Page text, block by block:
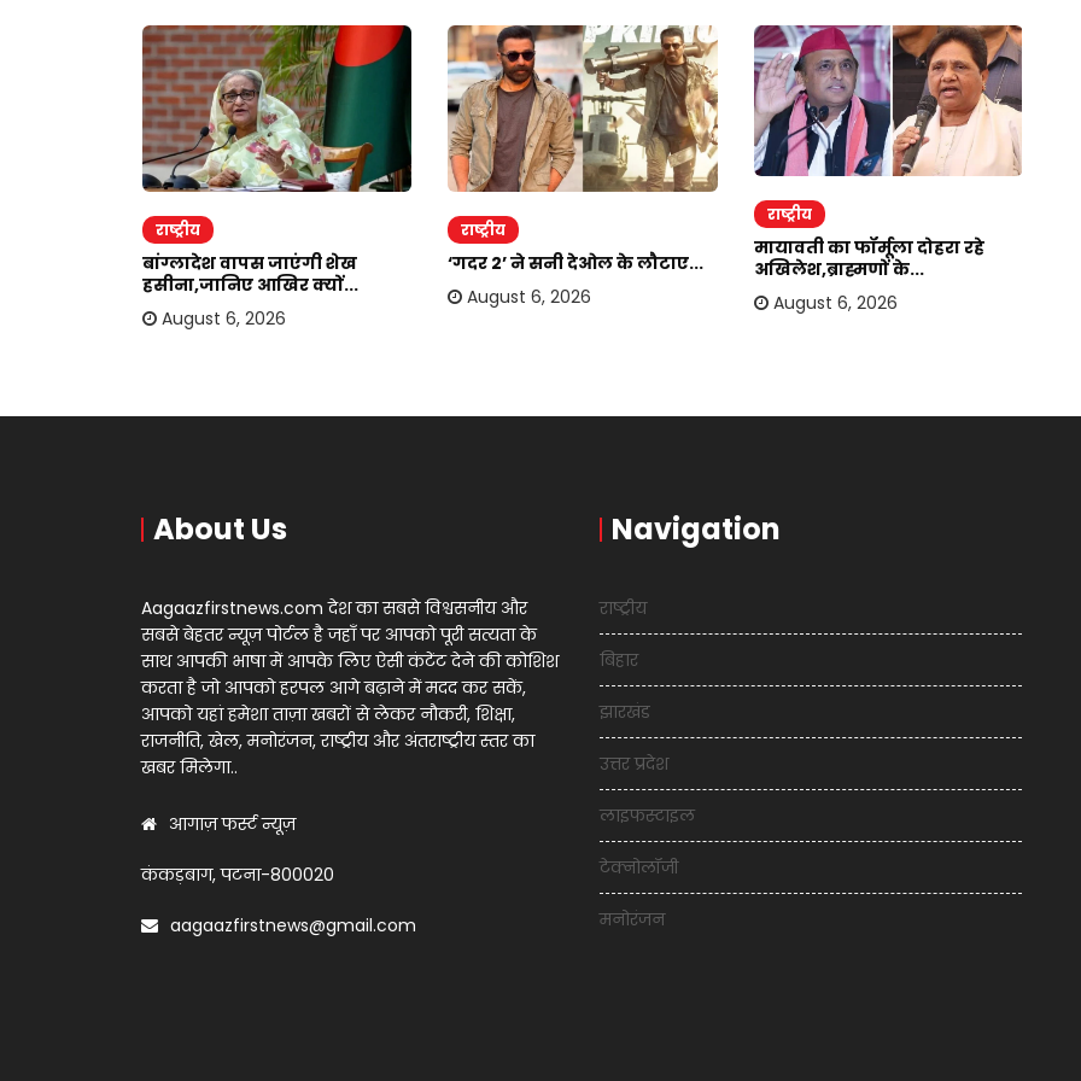
राष्ट्रीय
बांग्लादेश वापस जाएंगी शेख
हसीना,जानिए आखिर क्यों...
August 6, 2026
राष्ट्रीय
‘गदर 2’ ने सनी देओल के लौटाए...
August 6, 2026
राष्ट्रीय
मायावती का फॉर्मूला दोहरा रहे
अखिलेश,ब्राह्मणों के...
August 6, 2026
About Us
Aagaazfirstnews.com देश का सबसे विश्वसनीय और
सबसे बेहतर न्यूज़ पोर्टल है जहाँ पर आपको पूरी सत्यता के
साथ आपकी भाषा में आपके लिए ऐसी कंटेंट देने की कोशिश
करता है जो आपको हरपल आगे बढ़ाने में मदद कर सकें,
आपको यहां हमेशा ताज़ा खबरों से लेकर नौकरी, शिक्षा,
राजनीति, खेल, मनोरंजन, राष्ट्रीय और अंतराष्ट्रीय स्तर का
खबर मिलेगा..
आगाज़ फर्स्ट न्यूज़
कंकड़बाग, पटना-800020
aagaazfirstnews@gmail.com
Navigation
राष्ट्रीय
बिहार
झारखंड
उत्तर प्रदेश
लाइफस्टाइल
टेक्नोलॉजी
मनोरंजन